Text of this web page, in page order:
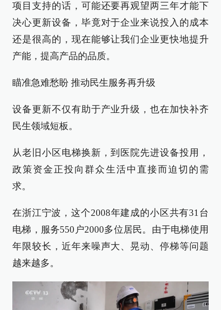
项目支持的话，可能还要再观望两三年才能下
决心更新设备，毕竟对于企业来说投入的成本
还是很高的，现在能够让我们企业更快地提升
产能，提高产品的品质。
瞄准急难愁盼 推动民生服务再升级
设备更新不仅有助于产业升级，也在加快补齐
民生领域短板。
从老旧小区电梯换新，到医院先进设备投用，
政策资金正投向群众生活中直接而迫切的需
求。
在浙江宁波，这个2008年建成的小区共有31台
电梯，服务550户2000多位居民。由于电梯使用
年限较长，近年来噪声大、晃动、停梯等问题
越来越多。